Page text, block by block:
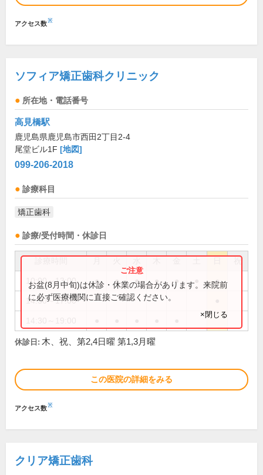
アクセス数※
ソフィア矯正歯科クリニック
所在地・電話番号
高見橋駅
鹿児島県鹿児島市西田2丁目2-4
尾堂ビル1F [地図]
099-206-2018
診療科目
矯正歯科
診療/受付時間・休診日
祝
10:00～13:00 ● ● ● ● ● ●
14:30～17:00
お盆(8月中旬)は休診・休業の場合があります。来院前
に必ず医療機関に直接ご確認ください。
×閉じる
休診日: 木、祝、第2,4日曜 第1,3月曜
この医院の詳細をみる
アクセス数※
クリア矯正歯科